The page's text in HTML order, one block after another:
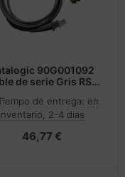
90G001092
de serie Gris RS-
de entrega: en
inventario, 2-4 dias
46,77 €